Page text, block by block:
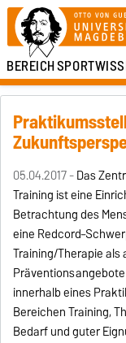
BEREICH
05.04.2017 -Das
Training ist eine
Betrachtung des
eine
Training/Therapie als
innerhalb eines
Bereichen Training,
Bedarf und guter